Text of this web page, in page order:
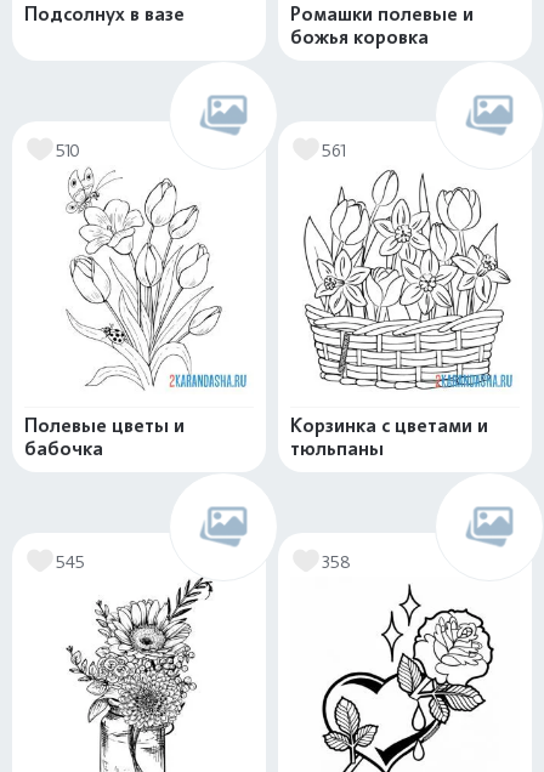
Подсолнух в вазе
Ромашки полевые и
божья коровка
510
Полевые цветы и
бабочка
561
Корзинка с цветами и
тюльпаны
545 358